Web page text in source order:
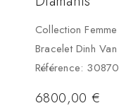
Collection Femme
Bracelet Dinh
Référence:
6800,00€